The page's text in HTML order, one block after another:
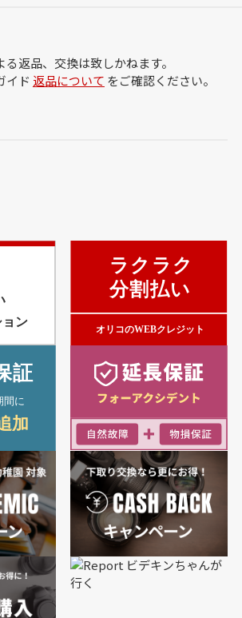
返品、交換は致しかねます。
イド 返品について をご確認ください。